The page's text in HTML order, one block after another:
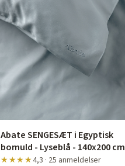
Abate SENGESÆT i Egyptisk
bomuld - Lyseblå - 140x200 cm
★★★★4,3 · 25 anmeldelser